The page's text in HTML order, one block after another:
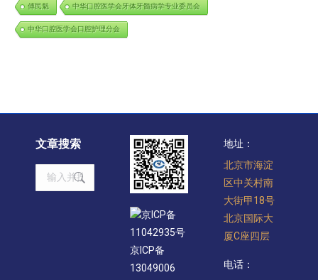
傅民魁 中华口腔医学会牙体牙髓病学专业委员会
中华口腔医学会口腔护理分会
文章搜索
Search:
京ICP备
11042935号
京ICP备
13049006
地址：
北京市海淀
区中关村南
大街甲18号
北京国际大
厦C座四层
电话：